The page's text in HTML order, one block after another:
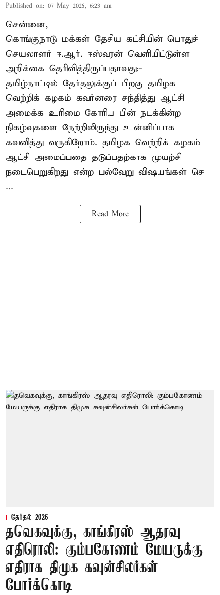
Published on: 07 May 2026, 6:23 am
சென்னை,
கொங்குநாடு மக்கள் தேசிய கட்சியின் பொதுச்
செயலாளர் ஈ.ஆர். ஈஸ்வரன் வெளியிட்டுள்ள
அறிக்கை தெரிவித்திருப்பதாவது:-
தமிழ்நாட்டில் தேர்தலுக்குப் பிறகு தமிழக
வெற்றிக் கழகம் கவர்னரை சந்தித்து ஆட்சி
அமைக்க உரிமை கோரிய பின் நடக்கின்ற
நிகழ்வுகளை நேற்றிலிருந்து உன்னிப்பாக
கவனித்து வருகிறோம். தமிழக வெற்றிக் கழகம்
ஆட்சி அமைப்பதை தடுப்பதற்காக முயற்சி
நடைபெறுகிறது என்ற பல்வேறு விஷயங்கள் செ
...
Read More
தேர்தல் 2026
தவெகவுக்கு, காங்கிரஸ் ஆதரவு
எதிரொலி: கும்பகோணம் மேயருக்கு
எதிராக திமுக கவுன்சிலர்கள்
போர்க்கொடி